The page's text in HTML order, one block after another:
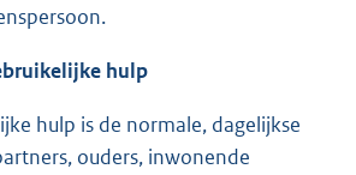
hulp
hulp is de normale, dagelijkse
ouders, inwonende